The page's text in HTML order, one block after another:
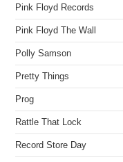
Pink Floyd Records
Pink Floyd The Wall
Polly Samson
Pretty Things
Prog
Rattle That Lock
Record Store Day